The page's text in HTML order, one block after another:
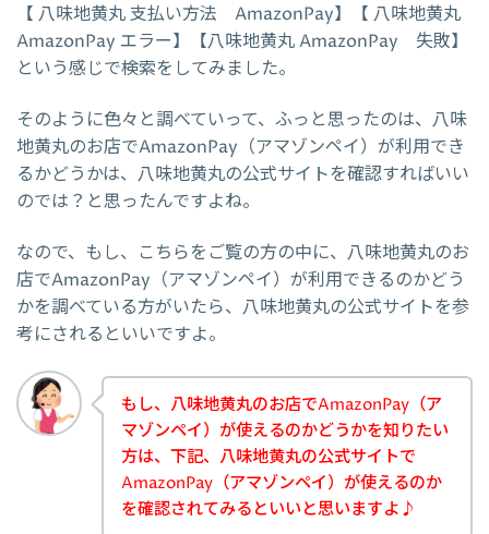
【 八味地黄丸 支払い方法 AmazonPay】【 八味地黄丸
AmazonPay エラー】【八味地黄丸 AmazonPay 失敗】
という感じで検索をしてみました。
そのように色々と調べていって、ふっと思ったのは、八味
地黄丸のお店でAmazonPay（アマゾンペイ）が利用でき
るかどうかは、八味地黄丸の公式サイトを確認すればいい
のでは？と思ったんですよね。
なので、もし、こちらをご覧の方の中に、八味地黄丸のお
店でAmazonPay（アマゾンペイ）が利用できるのかどう
かを調べている方がいたら、八味地黄丸の公式サイトを参
考にされるといいですよ。
もし、八味地黄丸のお店でAmazonPay（ア
マゾンペイ）が使えるのかどうかを知りたい
方は、下記、八味地黄丸の公式サイトで
AmazonPay（アマゾンペイ）が使えるのか
を確認されてみるといいと思いますよ♪